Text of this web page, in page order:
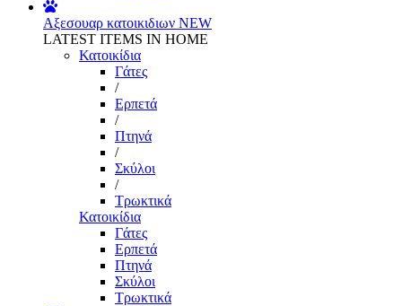
Αξεσουαρ κατοικιδιων NEW
LATEST ITEMS IN HOME
Κατοικίδια
Γάτες
/
Ερπετά
/
Πτηνά
/
Σκύλοι
/
Τρωκτικά
Κατοικίδια
Γάτες
Ερπετά
Πτηνά
Σκύλοι
Τρωκτικά